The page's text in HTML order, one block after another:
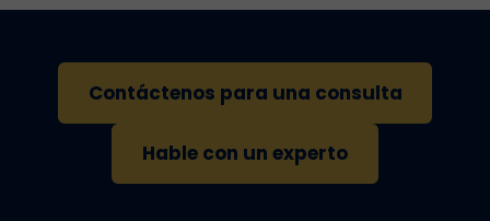
Contáctenos para una consulta
Hable con un experto